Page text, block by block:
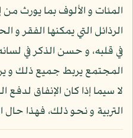
المئات و الألوف بما يورث
الرذائل التي يمكنها الفقر و
في قلبه، و حسن الذكر في
المجتمع يربط جميع ذلك و
لا سيما إذا كان الإنفاق لدفع
التربية و نحو ذلك، فهذا حال